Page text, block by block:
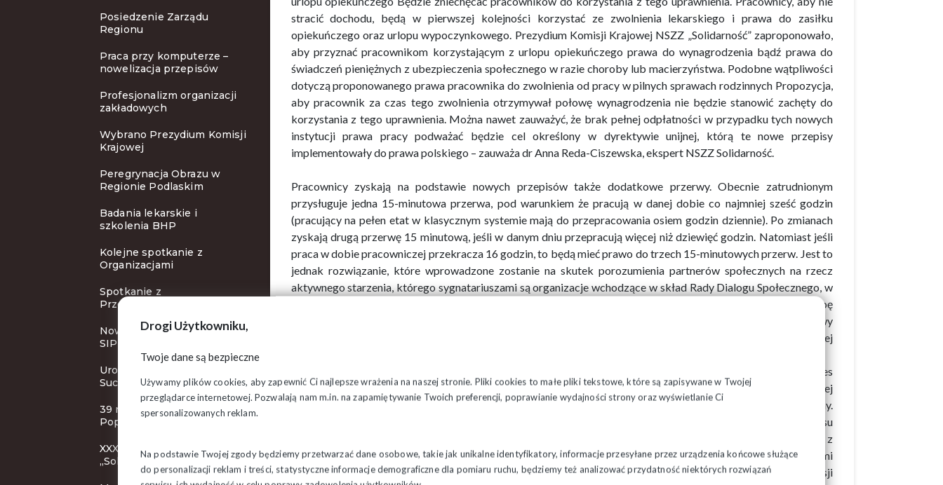
Drogi Użytkowniku,
Twoje dane są bezpieczne
Używamy plików cookies, aby zapewnić Ci najlepsze wrażenia na naszej stronie. Pliki cookies to małe pliki tekstowe, które są zapisywane w Twojej
przeglądarce internetowej. Pozwalają nam m.in. na zapamiętywanie Twoich preferencji, poprawianie wydajności strony oraz wyświetlanie Ci
spersonalizowanych reklam.
Na podstawie Twojej zgody będziemy przetwarzać dane osobowe, takie jak unikalne identyfikatory, informacje przesyłane przez urządzenia końcowe służące
do personalizacji reklam i treści, statystyczne informacje demograficzne dla pomiaru ruchu, będziemy też analizować przydatność niektórych rozwiązań
Posiedzenie Zarządu
Regionu
Praca przy komputerze –
nowelizacja przepisów
Profesjonalizm organizacji
zakładowych
Wybrano Prezydium Komisji
Krajowej
Peregrynacja Obrazu w
Regionie Podlaskim
Badania lekarskie i
szkolenia BHP
Kolejne spotkanie z
Organizacjami
Spotkanie z
Przewodniczącym ZR
Nowy cykl szkoleń Klubu
SIP
Uroczystości rocznicowe w
Suchowoli
39 rocznica śmierci bł. ks.
Popiełuszki
XXXI KZD NSZZ
„Solidarność”
stracić dochodu, będą w pierwszej kolejności korzystać ze zwolnienia lekarskiego i prawa do zasiłku
opiekuńczego oraz urlopu wypoczynkowego. Prezydium Komisji Krajowej NSZZ „Solidarność” zaproponowało,
aby przyznać pracownikom korzystającym z urlopu opiekuńczego prawa do wynagrodzenia bądź prawa do
świadczeń pieniężnych z ubezpieczenia społecznego w razie choroby lub macierzyństwa. Podobne wątpliwości
dotyczą proponowanego prawa pracownika do zwolnienia od pracy w pilnych sprawach rodzinnych Propozycja,
aby pracownik za czas tego zwolnienia otrzymywał połowę wynagrodzenia nie będzie stanowić zachęty do
korzystania z tego uprawnienia. Można nawet zauważyć, że brak pełnej odpłatności w przypadku tych nowych
instytucji prawa pracy podważać będzie cel określony w dyrektywie unijnej, którą te nowe przepisy
implementowały do prawa polskiego – zauważa dr Anna Reda-Ciszewska, ekspert NSZZ Solidarność.
Pracownicy zyskają na podstawie nowych przepisów także dodatkowe przerwy. Obecnie zatrudnionym
przysługuje jedna 15-minutowa przerwa, pod warunkiem że pracują w danej dobie co najmniej sześć godzin
(pracujący na pełen etat w klasycznym systemie mają do przepracowania osiem godzin dziennie). Po zmianach
zyskają drugą przerwę 15 minutową, jeśli w danym dniu przepracują więcej niż dziewięć godzin. Natomiast jeśli
praca w dobie pracowniczej przekracza 16 godzin, to będą mieć prawo do trzech 15-minutowych przerw. Jest to
jednak rozwiązanie, które wprowadzone zostanie na skutek porozumienia partnerów społecznych na rzecz
aktywnego starzenia, którego sygnatariuszami są organizacje wchodzące w skład Rady Dialogu Społecznego, w
tym NSZZ Solidarność. Partnerzy społeczni reprezentowani w Radzie Dialogu Społecznego uznali potrzebę
wdrożenia rozwiązań na rzecz aktywnego starzenia się w Polsce, obejmującą m.in. działania na rzecz poprawy
warunków zatrudnienia. W ramach tych działań partnerzy uznali potrzebę wprowadzenia w KP dodatkowej
Zmiany zostaną wprowadzone także w odniesieniu do umów o pracę na czas określony oraz umów na okres
próbny. Do kodeksu pracy zostanie wprowadzony obowiązek uzasadniania oraz konsultacji związkowej
wypowiedzenia umowy o pracę na czas określony, tak jak jest to przy umowie o pracę na czas nieokreślony.
Zmiana ta jest podyktowana zastrzeżeniami Komisji Europejskiej dotyczącymi niezgodności przepisów Kodeksu
pracy dotyczących wypowiadania umów na czas określony z przepisami Unii Europejskiej i w związku z
wyrokiem Trybunału Sprawiedliwości UE (w sprawie C–38/13 Nierodzik). W związku z tymi zastrzeżeniami
ustawodawca postanowił dostosować prawo polskie do wymagań prawa Unii Europejskiej i zastrzeżeń Komisji